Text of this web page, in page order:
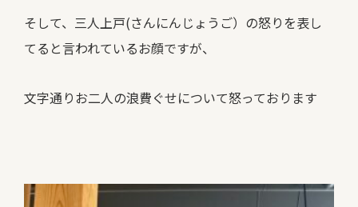
そして、三人上戸(さんにんじょうご）の怒りを表し
てると言われているお顔ですが、
文字通りお二人の浪費ぐせについて怒っております